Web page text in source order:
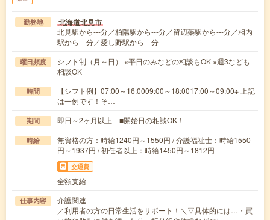
勤務地 北海道北見市
北見駅から---分／柏陽駅から---分／留辺蘂駅から---分／相内
駅から---分／愛し野駅から---分
曜日頻度
シフト制（月～日） ※平日のみなどの相談もOK ※週3なども
相談OK
時間
【シフト例】07:00～16:0009:00～18:0017:00～09:00※ 上記
は一例です！そ…
期間 即日～2ヶ月以上 ■開始日の相談OK！
時給
無資格の方：時給1240円～1550円 / 介護福祉士：時給1550
円～1937円 / 初任者以上：時給1450円～1812円
交通費
全額支給
仕事内容
介護関連
／利用者の方の日常生活をサポート！＼▽具体的には…・買